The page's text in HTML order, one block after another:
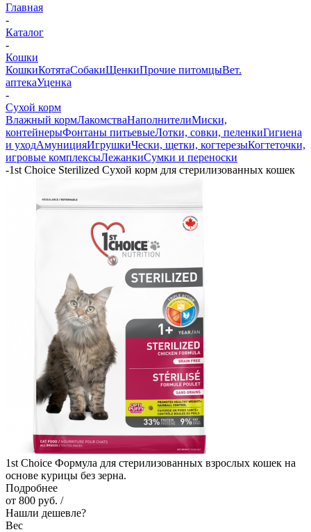
Главная
-
Каталог
-
Кошки
КошкиКотятаСобакиЩенкиПрочие питомцыВет.
аптекаУценка
-
Сухой корм
Влажный кормЛакомстваНаполнителиМиски,
контейнерыФонтаны питьевыеЛотки, совки, пеленкиГигиена
и уходАмуницияИгрушкиЧески, щетки, когтерезыКогтеточки,
игровые комплексыЛежанкиСумки и переноски
-1st Choice Sterilized Сухой корм для стерилизованных кошек
1st Choice Формула для стерилизованных взрослых кошек на
основе курицы без зерна.
Подробнее
от 800 руб. /
Нашли дешевле?
Вес